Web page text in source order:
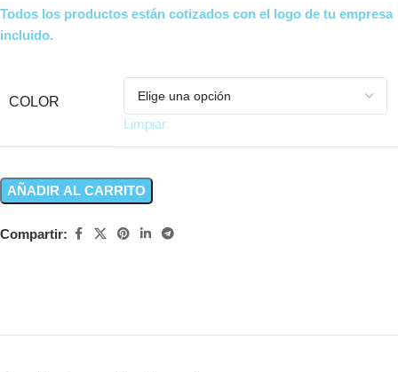
Todos los productos están cotizados con el logo de tu empresa
incluido.
COLOR
Limpiar
AÑADIR AL CARRITO
Compartir: